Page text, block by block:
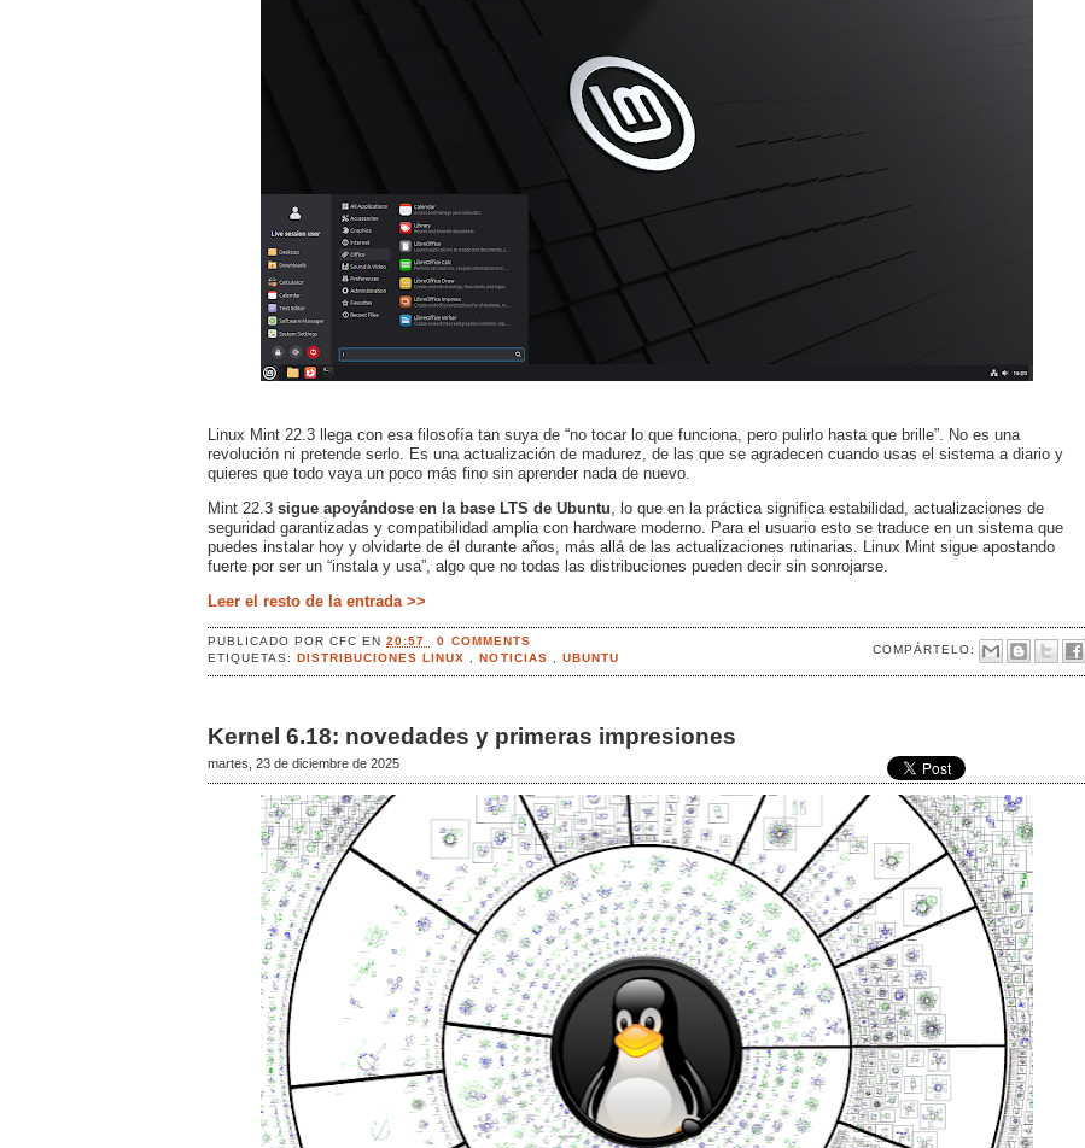
Linux Mint 22.3 llega con esa filosofía tan suya de “no tocar lo que funciona, pero pulirlo hasta que brille”. No es una
revolución ni pretende serlo. Es una actualización de madurez, de las que se agradecen cuando usas el sistema a diario y
quieres que todo vaya un poco más fino sin aprender nada de nuevo.
Mint 22.3 sigue apoyándose en la base LTS de Ubuntu , lo que en la práctica significa estabilidad, actualizaciones de
seguridad garantizadas y compatibilidad amplia con hardware moderno. Para el usuario esto se traduce en un sistema que
puedes instalar hoy y olvidarte de él durante años, más allá de las actualizaciones rutinarias. Linux Mint sigue apostando
fuerte por ser un “instala y usa”, algo que no todas las distribuciones pueden decir sin sonrojarse.
Leer el resto de la entrada >>
PUBLICADO PORCFCEN20:57 0 COMMENTS
COMPÁRTELO:
ETIQUETAS:DISTRIBUCIONES LINUX ,NOTICIAS UBUNTU
Kernel 6.18: novedades y primeras impresiones
martes, 23 de diciembre de 2025